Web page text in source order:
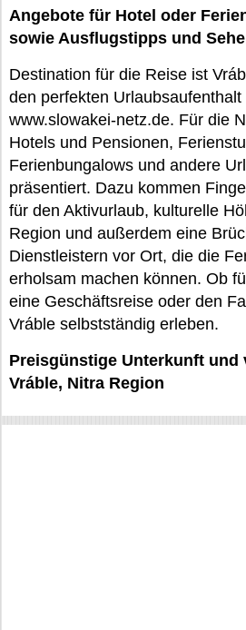
Angebote für Hotel oder
sowie Ausflugstipps und
Destination für die Reise ist
den perfekten
www.slowakei-netz.de. Für die
Hotels und Pensionen,
Ferienbungalows und andere
präsentiert. Dazu kommen
für den Aktivurlaub, kulturelle
Region und außerdem eine
Dienstleistern vor Ort, die die
erholsam machen können. Ob
eine Geschäftsreise oder den
Vráble selbstständig erleben.
Preisgünstige Unterkunft und
Vráble, Nitra Region